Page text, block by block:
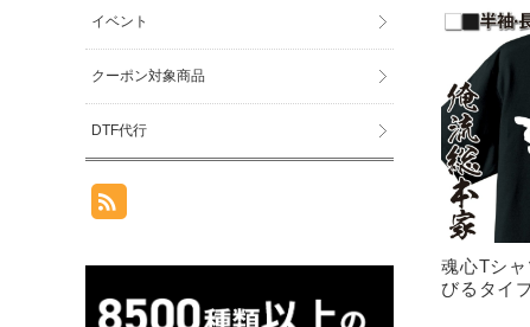
魂心Tシ
びるタイ
イベント
クーポン対象商品
DTF代行